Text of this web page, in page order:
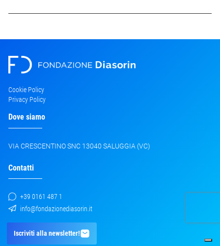
Iscriviti alla newsletter!
Cookie Policy
Privacy Policy
Dove siamo
VIA CRESCENTINO SNC 13040 SALUGGIA (VC)
Contatti
+39 0161 487 1
info@fondazionediasorin.it